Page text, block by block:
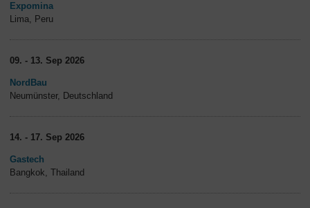
Expomina
Lima, Peru
09. - 13. Sep 2026
NordBau
Neumünster, Deutschland
14. - 17. Sep 2026
Gastech
Bangkok, Thailand